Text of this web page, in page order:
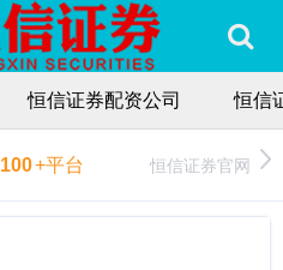
恒信证券配资公司 恒信
100+平台 恒信证券官网